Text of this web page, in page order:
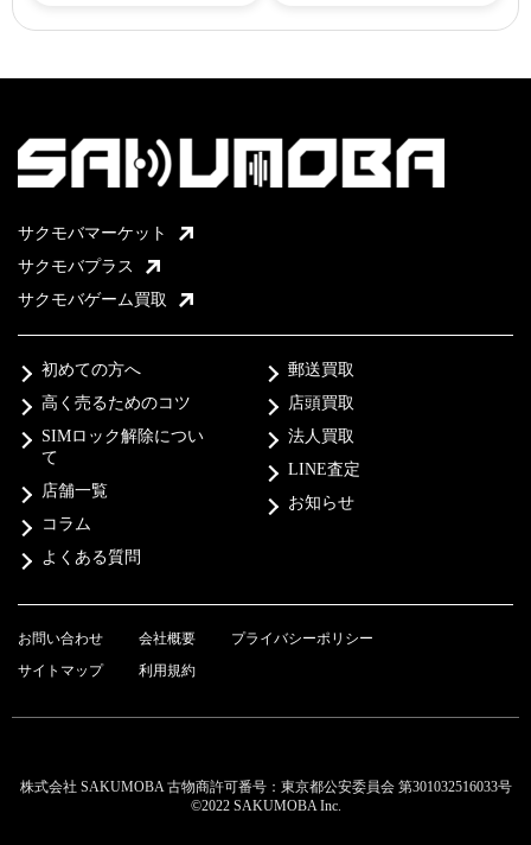
サクモバマーケット
サクモバプラス
サクモバゲーム買取
初めての方へ
高く売るためのコツ
SIMロック解除につい
て
店舗一覧
コラム
よくある質問
郵送買取
店頭買取
法人買取
LINE査定
お知らせ
お問い合わせ 会社概要
プライバシーポリシー
サイトマップ
利用規約
株式会社 SAKUMOBA 古物商許可番号：東京都公安委員会 第301032516033号
©2022 SAKUMOBA Inc.